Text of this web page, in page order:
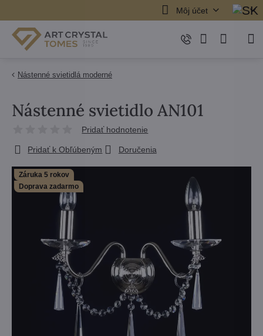
Môj účet
Nástenné svietidlá moderné
Záruka 5 rokov
Doprava zadarmo
Nástenné svietidlo AN101
Pridať hodnotenie
Pridať k Obľúbeným Doručenia